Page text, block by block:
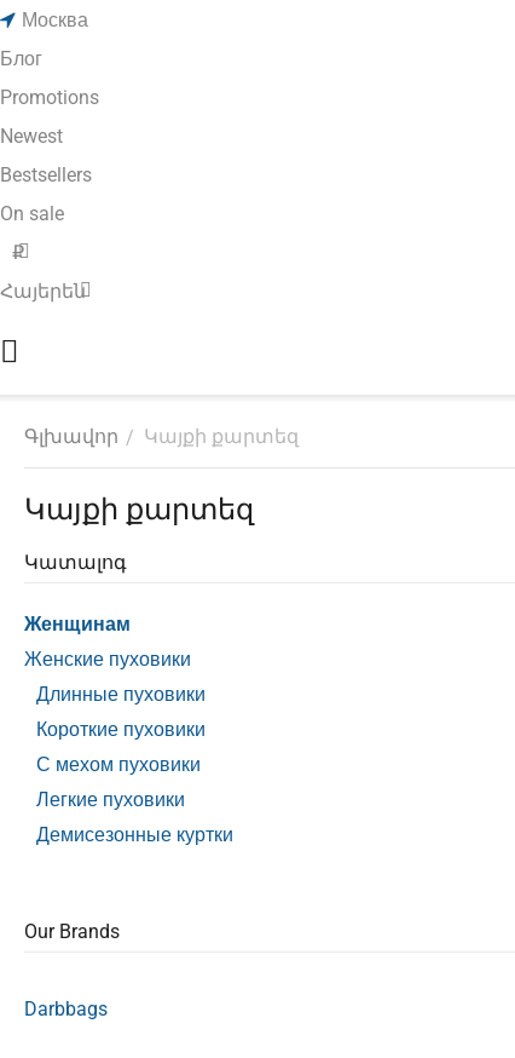
Москва
Блог
Promotions
Newest
Bestsellers
On sale
₽
Հայերեն
Գլխավոր / Կայքի քարտեզ
Կայքի քարտեզ
Կատալոգ
Женщинам
Женские пуховики
Длинные пуховики
Короткие пуховики
С мехом пуховики
Легкие пуховики
Демисезонные куртки
Our Brands
Darbbags